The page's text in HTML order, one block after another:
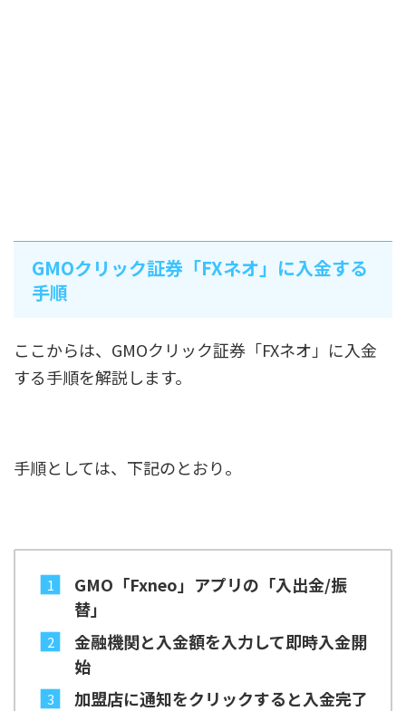
GMOクリック証券「FXネオ」に入金する
手順
ここからは、GMOクリック証券「FXネオ」に入金
する手順を解説します。
手順としては、下記のとおり。
GMO「Fxneo」アプリの「入出金/振
替」
金融機関と入金額を入力して即時入金開
始
加盟店に通知をクリックすると入金完了